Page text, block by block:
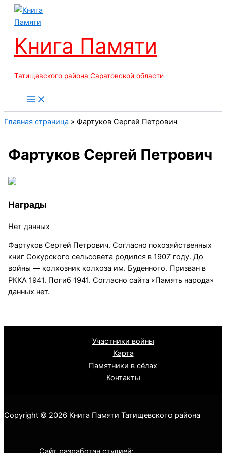
Перейти
Книга Памяти
Татищевского района Саратовской области
Главная страница » Фартуков Сергей Петрович
Фартуков Сергей Петрович
Награды
Нет данных
Фартуков Сергей Петрович. Согласно похозяйственных
книг Сокурского сельсовета родился в 1907 году. До
войны — колхозник колхоза им. Буденного. Призван в
РККА 1941. Погиб 1941. Согласно сайта «Память народа»
данных нет.
Участники войны
Карта
Памятники в сёлах
Контакты
Copyright © 2026 Книга Памяти Татищевского района